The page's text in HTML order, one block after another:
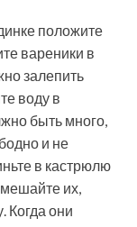
положите
вареники в
залепить
воду в
быть много,
и не
в кастрюлю
их,
Когда они